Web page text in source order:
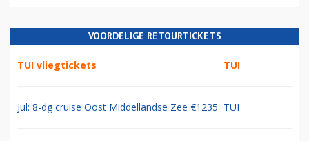
VOORDELIGE RETOURTICKETS
TUI vliegtickets TUI
Jul: 8-dg cruise Oost Middellandse Zee €1235 TUI